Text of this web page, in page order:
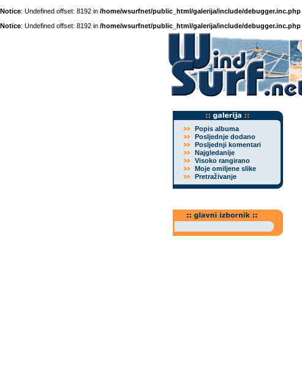
Notice: Undefined offset: 8192 in /home/wsurfnet/public_html/galerija/include/debugger.inc.php
Notice: Undefined offset: 8192 in /home/wsurfnet/public_html/galerija/include/debugger.inc.php
Popis albuma
Posljednje dodano
Posljednji komentari
Najgledanije
Visoko rangirano
Moje omiljene slike
Pretraživanje